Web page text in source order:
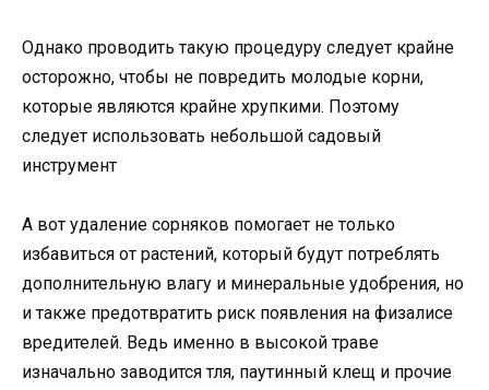
Однако проводить такую процедуру следует крайне
осторожно, чтобы не повредить молодые корни,
которые являются крайне хрупкими. Поэтому
следует использовать небольшой садовый
инструмент
А вот удаление сорняков помогает не только
избавиться от растений, который будут потреблять
дополнительную влагу и минеральные удобрения, но
и также предотвратить риск появления на физалисе
вредителей. Ведь именно в высокой траве
изначально заводится тля, паутинный клещ и прочие